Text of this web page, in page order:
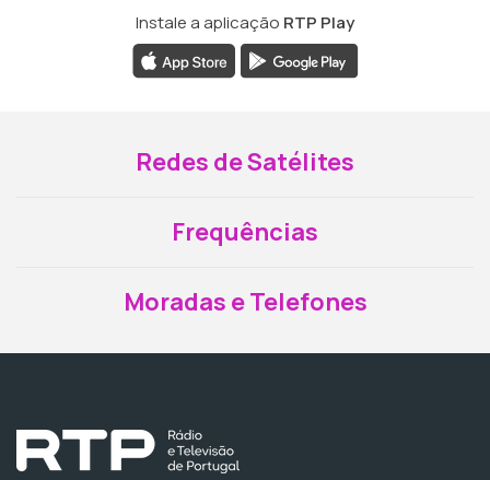
Instale a aplicação RTP Play
Redes de Satélites
Frequências
Moradas e Telefones